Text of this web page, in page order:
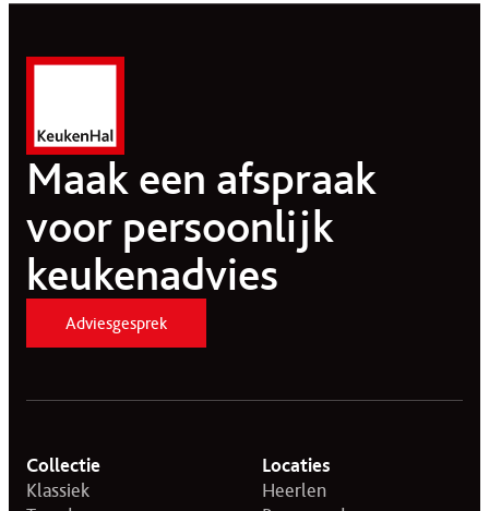
Maak een afspraak
voor persoonlijk
keukenadvies
Adviesgesprek
Collectie
Klassiek
Locaties
Heerlen